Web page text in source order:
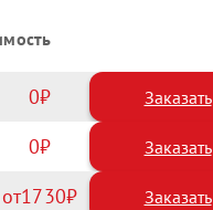
0 Заказать
0 Заказать
1730